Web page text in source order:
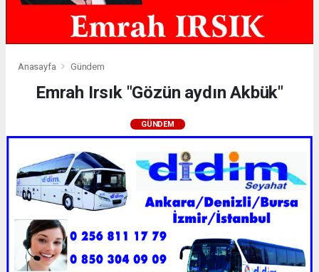
Anasayfa Gündem
Emrah Irsık "Gözün aydın Akbük"
GÜNDEM